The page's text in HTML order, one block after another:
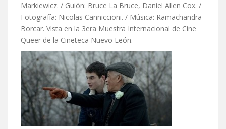
Markiewicz. / Guión: Bruce La Bruce, Daniel Allen Cox. /
Fotografía: Nicolas Canniccioni. / Música: Ramachandra
Borcar. Vista en la 3era Muestra Internacional de Cine
Queer de la Cineteca Nuevo León.